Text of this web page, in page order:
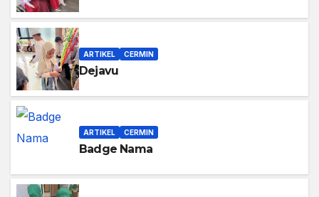
ARTIKEL CERMIN
Dejavu
ARTIKEL CERMIN
Badge Nama